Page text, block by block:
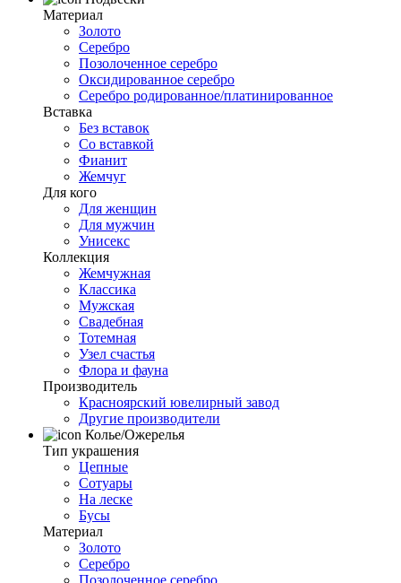
Материал
Золото
Серебро
Позолоченное серебро
Оксидированное серебро
Серебро родированное/платинированное
Вставка
Без вставок
Со вставкой
Фианит
Жемчуг
Для кого
Для женщин
Для мужчин
Унисекс
Коллекция
Жемчужная
Классика
Мужская
Свадебная
Тотемная
Узел счастья
Флора и фауна
Производитель
Красноярский ювелирный завод
Другие производители
Колье/Ожерелья
Тип украшения
Цепные
Сотуары
На леске
Бусы
Материал
Золото
Серебро
Позолоченное серебро